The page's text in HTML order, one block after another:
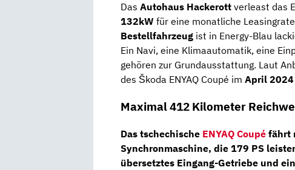
Das Autohaus Hackerott verleast das
132kW für eine monatliche
Bestellfahrzeug ist in Energy-Blau
Ein Navi, eine Klimaautomatik, eine
gehören zur Grundausstattung. Laut
des Škoda ENYAQ Coupé im April 2024
Maximal 412 Kilometer
Das tschechische ENYAQ Coupé fährt
Synchronmaschine, die 179 PS
übersetztes Eingang-Getriebe und ein